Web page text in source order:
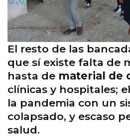
El resto de las
que sí existe falta de
hasta de material de
clínicas y hospitales;
la pandemia con un
colapsado, y escaso
salud.